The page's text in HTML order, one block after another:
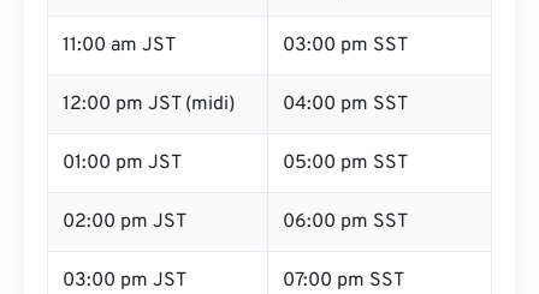
11:00 am JST 03:00 pm SST
12:00 pm JST (midi) 04:00 pm SST
01:00 pm JST 05:00 pm SST
02:00 pm JST 06:00 pm SST
03:00 pm JST 07:00 pm SST